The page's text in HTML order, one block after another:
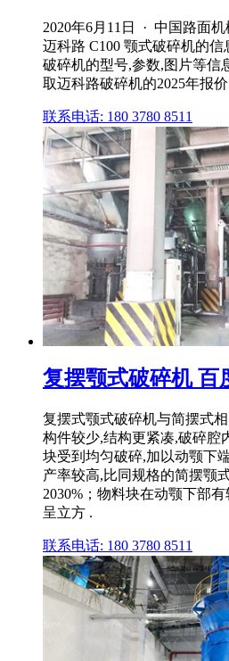
2020年6月11日 · 中国路面
迈科路 C100 颚式破碎机的
破碎机的型号,参数,图片等信
取迈科路破碎机的2025年报
联系电话: 180 3780 8511
复摆颚式破碎机 百
复摆式颚式破碎机与简摆式
构件较少,结构更紧凑,破碎腔
块受到均匀破碎,加以动颚下
产率较高,比同规格的简摆颚
2030%；物料块在动颚下部
呈立方 .
联系电话: 180 3780 8511